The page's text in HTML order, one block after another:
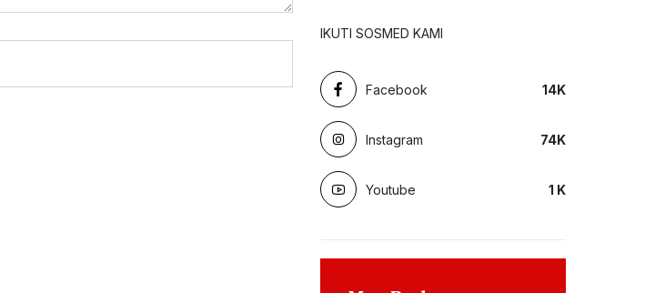
IKUTI SOSMED KAMI
Facebook 14K
Instagram 74K
Youtube 1 K